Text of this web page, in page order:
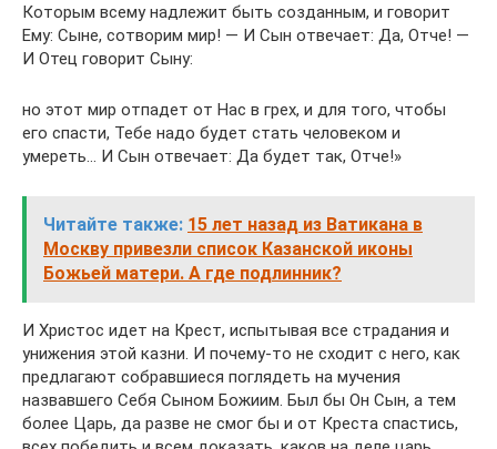
Которым всему надлежит быть созданным, и говорит
Ему: Сыне, сотворим мир! — И Сын отвечает: Да, Отче! —
И Отец говорит Сыну:
но этот мир отпадет от Нас в грех, и для того, чтобы
его спасти, Тебе надо будет стать человеком и
умереть… И Сын отвечает: Да будет так, Отче!»
Читайте также: 15 лет назад из Ватикана в
Москву привезли список Казанской иконы
Божьей матери. А где подлинник?
И Христос идет на Крест, испытывая все страдания и
унижения этой казни. И почему-то не сходит с него, как
предлагают собравшиеся поглядеть на мучения
назвавшего Себя Сыном Божиим. Был бы Он Сын, а тем
более Царь, да разве не смог бы и от Креста спастись,